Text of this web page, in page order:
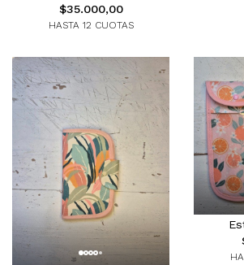
$35.000,00
HASTA 12 CUOTAS